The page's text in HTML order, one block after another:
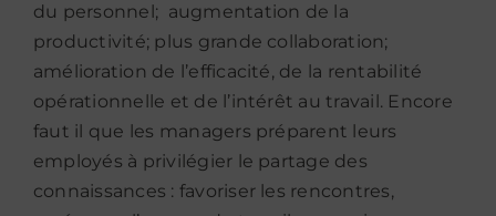
du personnel; augmentation de la
productivité; plus grande collaboration;
amélioration de l’efficacité, de la rentabilité
opérationnelle et de l’intérêt au travail. Encore
faut il que les managers préparent leurs
employés à privilégier le partage des
connaissances : favoriser les rencontres,